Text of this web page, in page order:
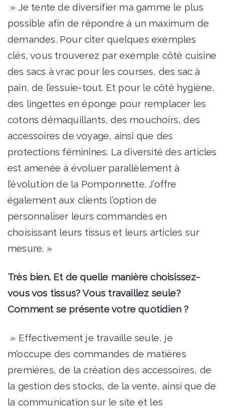
» Je tente de diversifier ma gamme le plus
possible afin de répondre à un maximum de
demandes. Pour citer quelques exemples
clés, vous trouverez par exemple côté cuisine
des sacs à vrac pour les courses, des sac à
pain, de l’essuie-tout. Et pour le côté hygiène,
des lingettes en éponge pour remplacer les
cotons démaquillants, des mouchoirs, des
accessoires de voyage, ainsi que des
protections féminines. La diversité des articles
est amenée à évoluer parallèlement à
l’évolution de la Pomponnette. J’offre
également aux clients l’option de
personnaliser leurs commandes en
choisissant leurs tissus et leurs articles sur
mesure. »
Très bien. Et de quelle manière choisissez-
vous vos tissus? Vous travaillez seule?
Comment se présente votre quotidien ?
» Effectivement je travaille seule, je
m’occupe des commandes de matières
premières, de la création des accessoires, de
la gestion des stocks, de la vente, ainsi que de
la communication sur le site et les